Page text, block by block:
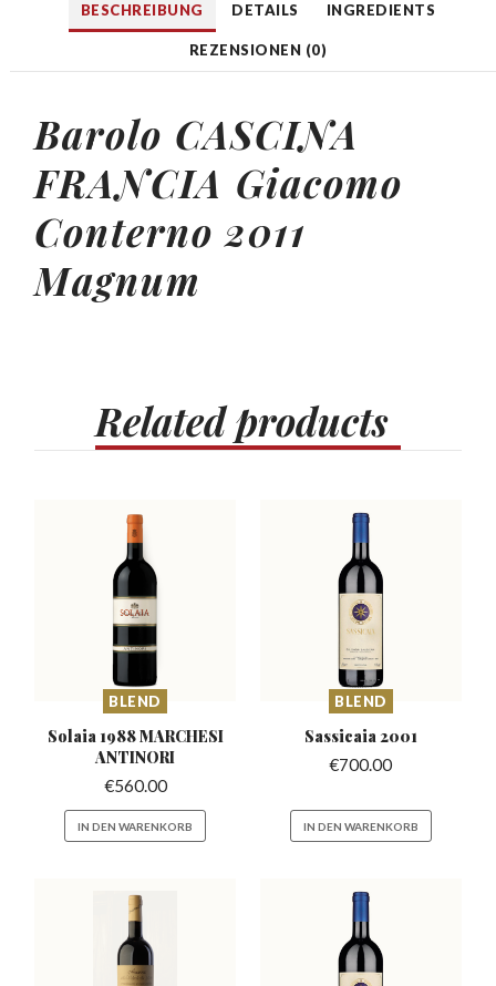
BESCHREIBUNG DETAILS INGREDIENTS
REZENSIONEN (0)
Barolo CASCINA
FRANCIA Giacomo
Conterno 2011
Magnum
Relatedproducts
BLEND
Solaia 1988 MARCHESI
ANTINORI
€560.00
IN DEN WARENKORB
BLEND
Sassicaia 2001
€700.00
IN DEN WARENKORB